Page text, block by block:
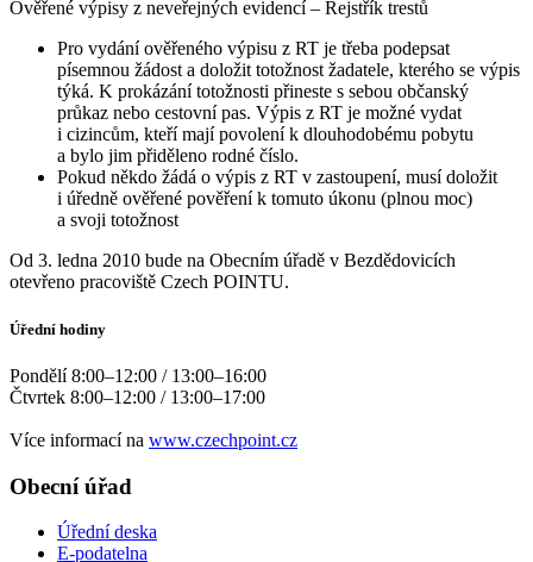
Ověřené výpisy z neveřejných evidencí – Rejstřík trestů
Pro vydání ověřeného výpisu z RT je třeba podepsat
písemnou žádost a doložit totožnost žadatele, kterého se výpis
týká. K prokázání totožnosti přineste s sebou občanský
průkaz nebo cestovní pas. Výpis z RT je možné vydat
i cizincům, kteří mají povolení k dlouhodobému pobytu
a bylo jim přiděleno rodné číslo.
Pokud někdo žádá o výpis z RT v zastoupení, musí doložit
i úředně ověřené pověření k tomuto úkonu (plnou moc)
a svoji totožnost
Od 3. ledna 2010 bude na Obecním úřadě v Bezdědovicích
otevřeno pracoviště Czech POINTU.
Úřední hodiny
Pondělí 8:00–12:00 / 13:00–16:00
Čtvrtek 8:00–12:00 / 13:00–17:00
Více informací na www.czechpoint.cz
Obecní úřad
Úřední deska
E-podatelna